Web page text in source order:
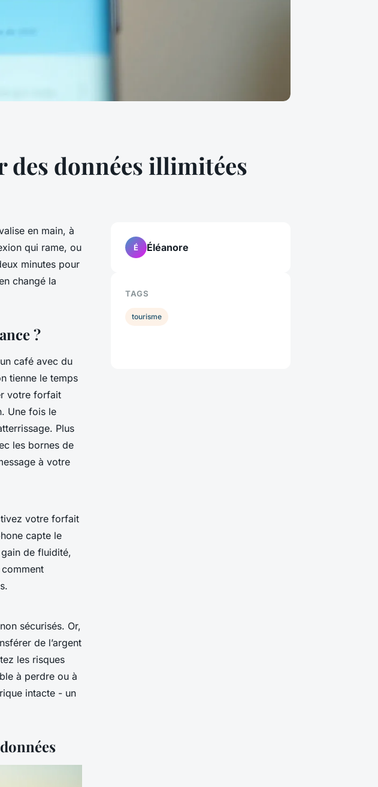
des données illimitées
en main, à
qui rame, ou
minutes pour
changé la
?
café avec du
tienne le temps
votre forfait
Une fois le
Plus
les bornes de
à votre
votre forfait
capte le
de fluidité,
sécurisés. Or,
de l’argent
les risques
à perdre ou à
intacte - un
É Éléanore
TAGS
tourisme